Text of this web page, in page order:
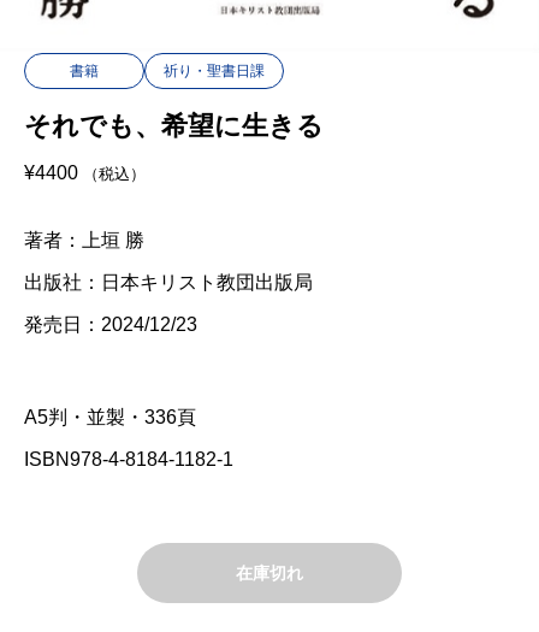
書籍 祈り・聖書日課
それでも、希望に生きる
¥4400 （税込）
著者：上垣 勝
出版社：日本キリスト教団出版局
発売日：2024/12/23
A5判・並製・336頁
ISBN978-4-8184-1182-1
在庫切れ